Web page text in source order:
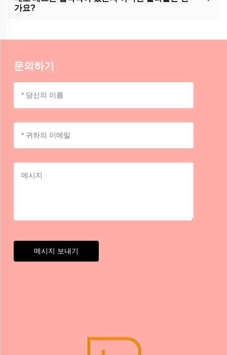
가요?
문의하기
메시지 보내기